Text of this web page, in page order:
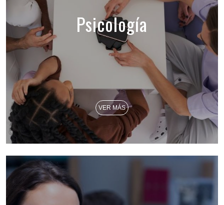
Psicología
VER MÁS